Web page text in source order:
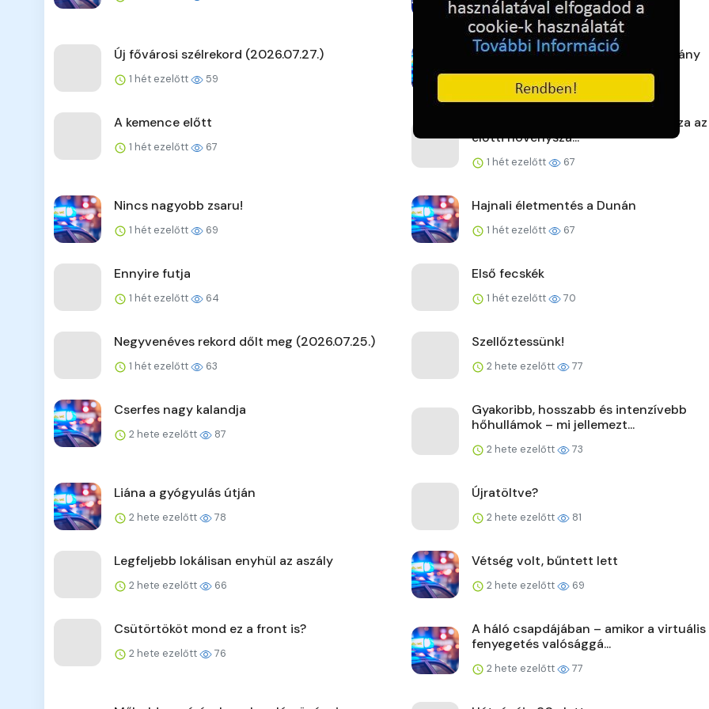
1 hét ezelőtt
59
Új fővárosi szélrekord (2026.07.27.)
1 hét ezelőtt 59
Zsaruk a körzetből: Borsodi tanulmány
1 hét ezelőtt 60
A kemence előtt
1 hét ezelőtt 67
A szárazság mellett hőség is fokozza
előtti növényszá...
1 hét ezelőtt 67
Nincs nagyobb zsaru!
1 hét ezelőtt 69
Hajnali életmentés a Dunán
1 hét ezelőtt 67
Ennyire futja
1 hét ezelőtt 64
Első fecskék
1 hét ezelőtt 70
Negyvenéves rekord dőlt meg (2026.07.25.)
1 hét ezelőtt 63
Szellőztessünk!
2 hete ezelőtt 77
Cserfes nagy kalandja
2 hete ezelőtt 87
Gyakoribb, hosszabb és intenzívebb
hőhullámok – mi jellemezt...
2 hete ezelőtt 73
Liána a gyógyulás útján
2 hete ezelőtt 78
Újratöltve?
2 hete ezelőtt 81
Legfeljebb lokálisan enyhül az aszály
2 hete ezelőtt 66
Vétség volt, bűntett lett
2 hete ezelőtt 69
Csütörtököt mond ez a front is?
2 hete ezelőtt 76
A háló csapdájában – amikor a virtuális
fenyegetés valósággá...
2 hete ezelőtt 77